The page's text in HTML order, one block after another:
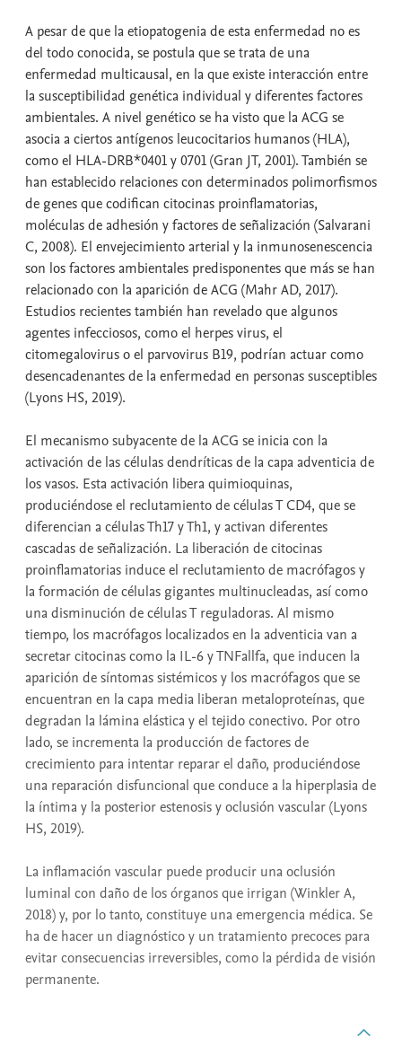
A pesar de que la etiopatogenia de esta enfermedad no es
del todo conocida, se postula que se trata de una
enfermedad multicausal, en la que existe interacción entre
la susceptibilidad genética individual y diferentes factores
ambientales. A nivel genético se ha visto que la ACG se
asocia a ciertos antígenos leucocitarios humanos (HLA),
como el HLA-DRB*0401 y 0701 (Gran JT, 2001). También se
han establecido relaciones con determinados polimorfismos
de genes que codifican citocinas proinflamatorias,
moléculas de adhesión y factores de señalización (Salvarani
C, 2008). El envejecimiento arterial y la inmunosenescencia
son los factores ambientales predisponentes que más se han
relacionado con la aparición de ACG (Mahr AD, 2017).
Estudios recientes también han revelado que algunos
agentes infecciosos, como el herpes virus, el
citomegalovirus o el parvovirus B19, podrían actuar como
desencadenantes de la enfermedad en personas susceptibles
(Lyons HS, 2019).
El mecanismo subyacente de la ACG se inicia con la
activación de las células dendríticas de la capa adventicia de
los vasos. Esta activación libera quimioquinas,
produciéndose el reclutamiento de células T CD4, que se
diferencian a células Th17 y Th1, y activan diferentes
cascadas de señalización. La liberación de citocinas
proinflamatorias induce el reclutamiento de macrófagos y
la formación de células gigantes multinucleadas, así como
una disminución de células T reguladoras. Al mismo
tiempo, los macrófagos localizados en la adventicia van a
secretar citocinas como la IL-6 y TNFallfa, que inducen la
aparición de síntomas sistémicos y los macrófagos que se
encuentran en la capa media liberan metaloproteínas, que
degradan la lámina elástica y el tejido conectivo. Por otro
lado, se incrementa la producción de factores de
crecimiento para intentar reparar el daño, produciéndose
una reparación disfuncional que conduce a la hiperplasia de
la íntima y la posterior estenosis y oclusión vascular (Lyons
HS, 2019).
La inflamación vascular puede producir una oclusión
luminal con daño de los órganos que irrigan (Winkler A,
2018) y, por lo tanto, constituye una emergencia médica. Se
ha de hacer un diagnóstico y un tratamiento precoces para
evitar consecuencias irreversibles, como la pérdida de visión
permanente.